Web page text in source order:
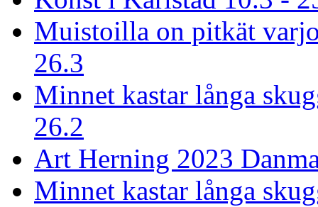
Muistoilla on pitkät
26.3
Minnet kastar långa
26.2
Art Herning 2023
Minnet kastar långa